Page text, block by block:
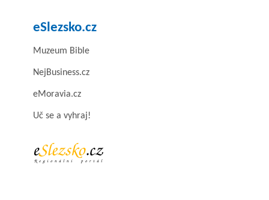
eSlezsko.cz
Muzeum Bible
NejBusiness.cz
eMoravia.cz
Uč se a vyhraj!